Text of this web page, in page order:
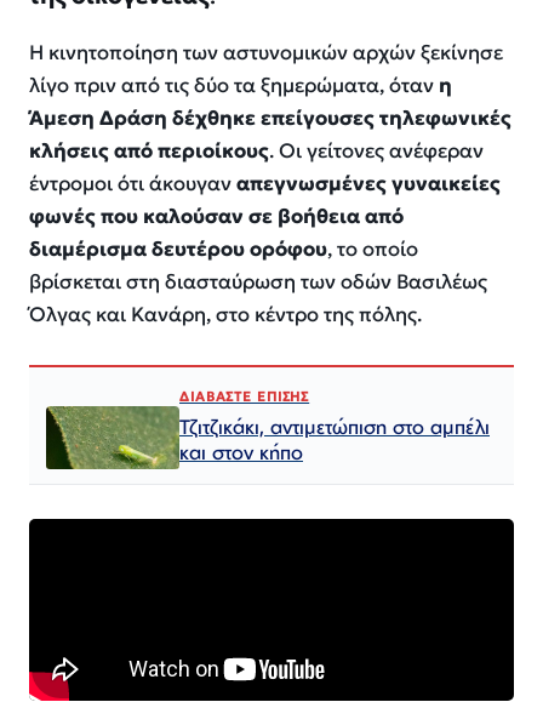
Η κινητοποίηση των αστυνομικών αρχών ξεκίνησε
λίγο πριν από τις δύο τα ξημερώματα, όταν η
Άμεση Δράση δέχθηκε επείγουσες τηλεφωνικές
κλήσεις από περιοίκους. Οι γείτονες ανέφεραν
έντρομοι ότι άκουγαναπεγνωσμένες γυναικείες
φωνές που καλούσαν σε βοήθεια από
διαμέρισμα δευτέρου ορόφου, το οποίο
βρίσκεται στη διασταύρωση των οδών Βασιλέως
Όλγας και Κανάρη, στο κέντρο της πόλης.
ΔΙΑΒΑΣΤΕ ΕΠΙΣΗΣ
Τζιτζικάκι, αντιμετώπιση στο αμπέλι
και στον κήπο